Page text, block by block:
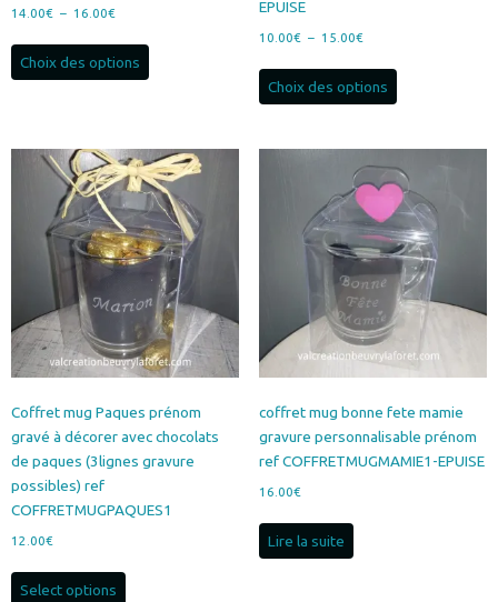
14.00€ – 16.00€
14.00€
Choix des options
Les
options
peuvent
être
choisies
sur
la
page
du
produit
EPUISE
10.00€ – 15.00€Plage
prix :
10.00€
Choix des options
Ce
variations.
Les
options
peuvent
être
choisies
sur
la
page
du
produit
Coffret mug Paques prénom
gravé à décorer avec chocolats
de paques (3lignes gravure
possibles) ref
COFFRETMUGPAQUES1
12.00€
Select options
coffret mug bonne fete mamie
gravure personnalisable prénom
ref COFFRETMUGMAMIE1-EPUISE
16.00€
Lire la suite